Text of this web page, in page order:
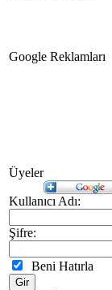
Google Reklamları
Üyeler
Kullanıcı Adı:
Şifre:
Beni Hatırla